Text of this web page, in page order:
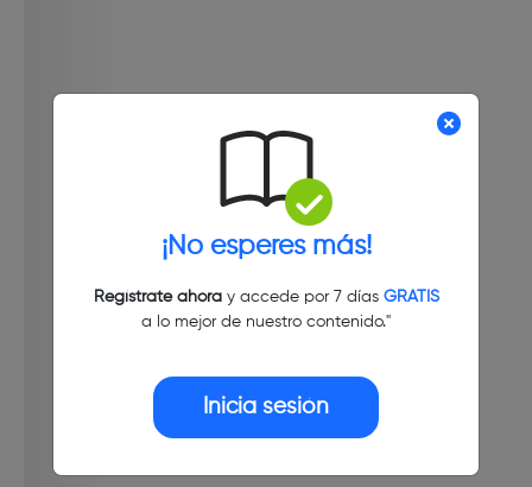
¡No esperes más!
Regístrate ahoray accede por 7 días GRATIS
a lo mejor de nuestro contenido."
Inicia sesión